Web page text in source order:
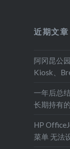
近期文章
阿冈昆公
Kiosk、
一年后总
长期持有
HP
菜单 无法